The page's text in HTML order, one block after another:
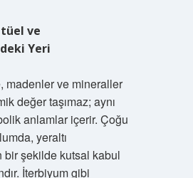
ve
Yeri
madenler ve mineraller
değer taşımaz; aynı
anlamlar içerir. Çoğu
yeraltı
şekilde kutsal kabul
İterbiyum gibi